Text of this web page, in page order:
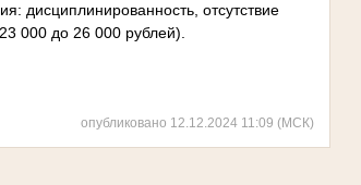
дисциплинированность, отсутствие
000 до 26 000 рублей).
опубликовано 12.12.2024 11:09 (МСК)